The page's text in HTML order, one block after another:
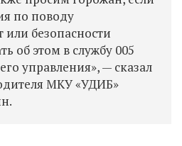
по поводу
или безопасности
об этом в службу 005
управления», — сказал
МКУ «УДИБ»